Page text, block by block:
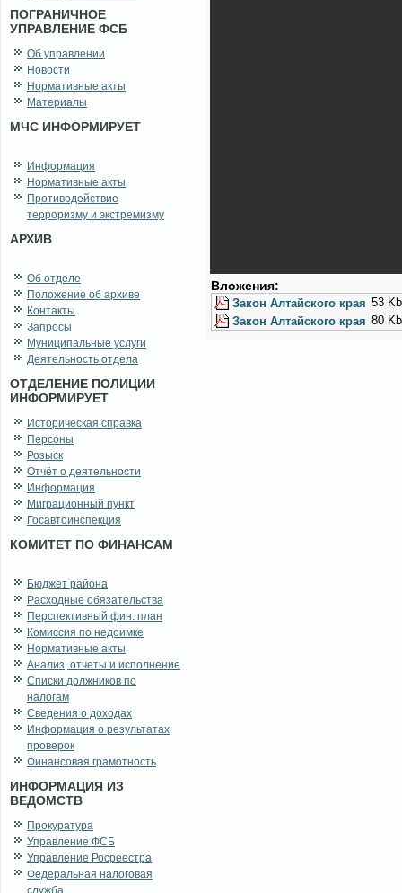
ПОГРАНИЧНОЕ
УПРАВЛЕНИЕ ФСБ
Об управлении
Новости
Нормативные акты
Материалы
МЧС ИНФОРМИРУЕТ
Информация
Нормативные акты
Противодействие
терроризму и экстремизму
АРХИВ
Об отделе
Положение об архиве
Контакты
Запросы
Муниципальные услуги
Деятельность отдела
ОТДЕЛЕНИЕ ПОЛИЦИИ
ИНФОРМИРУЕТ
Историческая справка
Персоны
Розыск
Отчёт о деятельности
Информация
Миграционный пункт
Госавтоинспекция
КОМИТЕТ ПО ФИНАНСАМ
Бюджет района
Расходные обязательства
Перспективный фин. план
Комиссия по недоимке
Нормативные акты
Анализ, отчеты и исполнение
Списки должников по
налогам
Сведения о доходах
Информация о результатах
проверок
Финансовая грамотность
ИНФОРМАЦИЯ ИЗ
ВЕДОМСТВ
Прокуратура
Управление ФСБ
Управление Росреестра
Федеральная налоговая
служба
Вло­же­ния:
За­кон Ал­тай­ско­го края 53 Kb
За­кон Ал­тай­ско­го края 80 Kb